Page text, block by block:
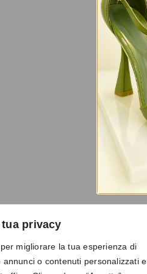
privacy
migliorare la tua esperienza di
annunci o contenuti personalizzati e